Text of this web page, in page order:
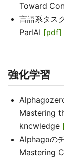
Toward
言語系タス
ParlAI [pdf]
強化学習
Mastering
knowledge
Alphagoの
Mastering